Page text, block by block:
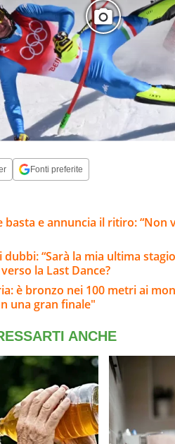
Fonti preferite
e annuncia il ritiro: “Non
dubbi: “Sarà la mia ultima
la Last Dance?
è bronzo nei 100 metri ai
una gran finale"